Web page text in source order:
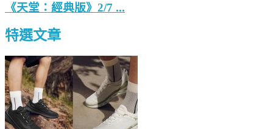
《天堂：經典版》2/7 ...
特選文章